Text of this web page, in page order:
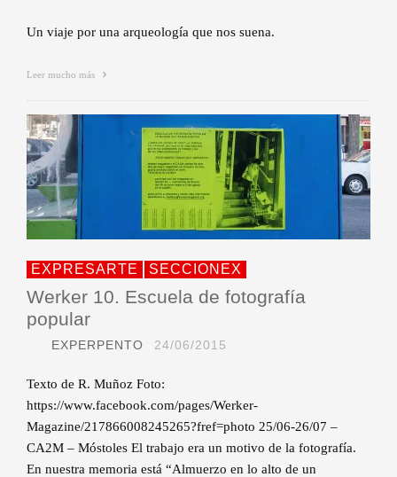
Un viaje por una arqueología que nos suena.
Leer mucho más
EXPRESARTE SECCIONEX
Werker 10. Escuela de fotografía
popular
EXPERPENTO 24/06/2015
Texto de R. Muñoz Foto:
https://www.facebook.com/pages/Werker-
Magazine/217866008245265?fref=photo 25/06-26/07 –
CA2M – Móstoles El trabajo era un motivo de la fotografía.
En nuestra memoria está “Almuerzo en lo alto de un